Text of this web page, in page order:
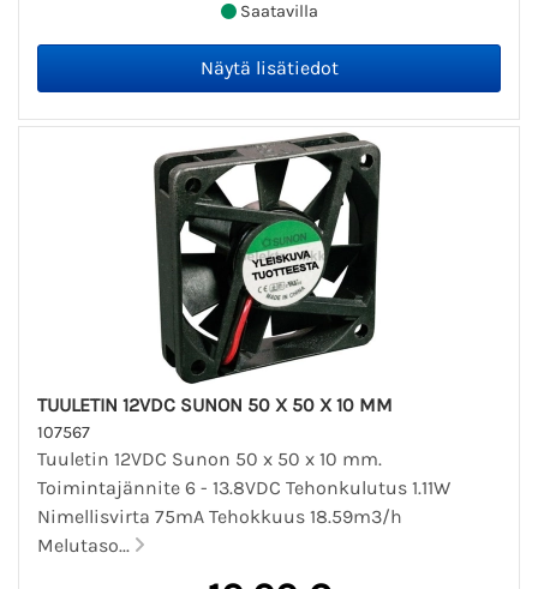
Saatavilla
TUULETIN 12VDC SUNON 50 X 50 X 10 MM
107567
Tuuletin 12VDC Sunon 50 x 50 x 10 mm.
Toimintajännite 6 - 13.8VDC Tehonkulutus 1.11W
Nimellisvirta 75mA Tehokkuus 18.59m3/h
Melutaso...